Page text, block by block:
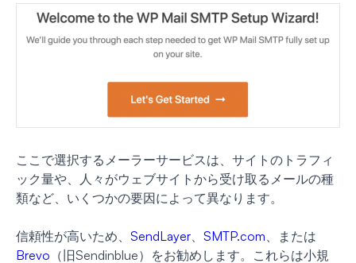
ここで選択するメーラーサービスは、サイトのトラフィ
ック量や、人々がウェブサイトから受け取るメールの種
類など、いくつかの要因によって異なります。
信頼性が高いため、 SendLayer、 SMTP.com、または
Brevo （旧Sendinblue）をお勧めします。これらは小規